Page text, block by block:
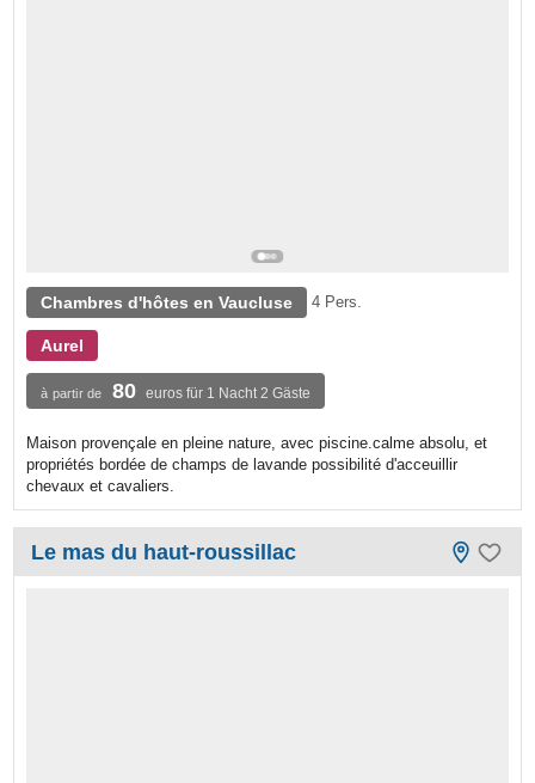
Chambres d'hôtes en Vaucluse 4 Pers.
Aurel
à partir de 80 euros für 1 Nacht 2 Gäste
Maison provençale en pleine nature, avec piscine.calme absolu, et
propriétés bordée de champs de lavande possibilité d'acceuillir
chevaux et cavaliers.
Le mas du haut-roussillac